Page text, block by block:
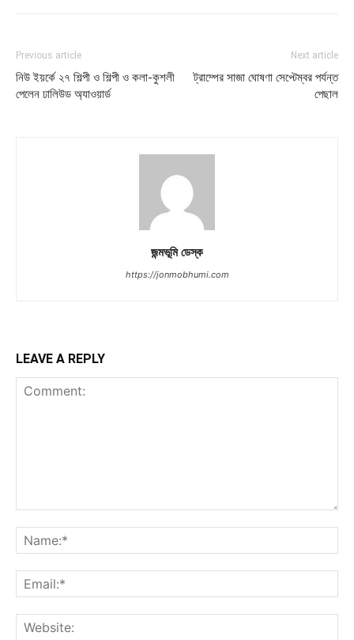
Previous article
নিউ ইয়র্কে ২৭ শিল্পী ও শিল্পী ও কলা-কুশলী
পেলেন ঢালিউড অ্যাওয়ার্ড
Next article
ট্রাম্পের সাজা ঘোষণা সেপ্টেম্বর পর্যন্ত
পেছাল
জন্মভূমি ডেস্ক
https://jonmobhumi.com
LEAVE A REPLY